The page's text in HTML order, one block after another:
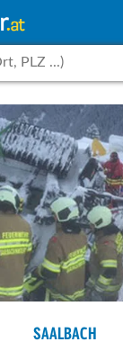
SAALBACH